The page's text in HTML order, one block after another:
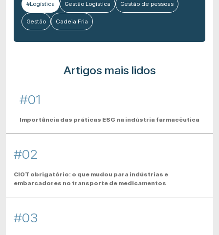
#Logística Gestão Logística Gestão de pessoas
Gestão Cadeia Fria
Artigos mais lidos
#01
Importância das práticas ESG na indústria farmacêutica
#02
CIOT obrigatório: o que mudou para indústrias e
embarcadores no transporte de medicamentos
#03